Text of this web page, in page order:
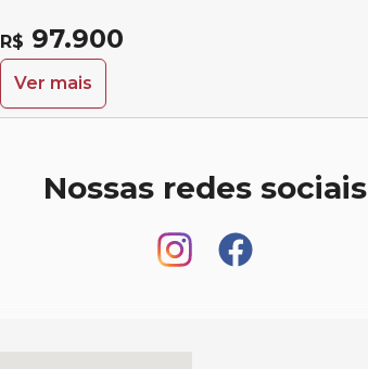
R$ 97.900
Ver mais
Nossas redes sociais